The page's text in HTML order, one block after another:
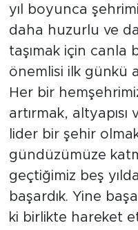
yıl boyunca
daha huzurlu ve
taşımak için canla
önemlisi ilk günkü
Her bir
artırmak, altyapısı
lider bir şehir
gündüzümüze
geçtiğimiz beş
başardık. Yine
ki birlikte hareket